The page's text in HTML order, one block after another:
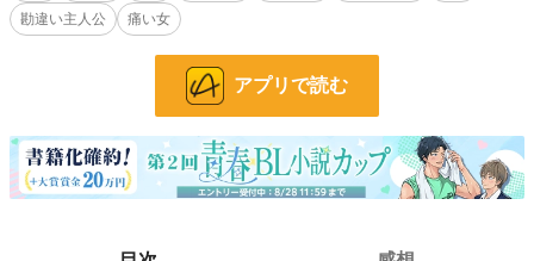
小説 228,702 位 / 228,702 件
31,407 位 / 31,407 件
24h.ポイント 0 pt
文字数 19,200
勘違い主人公
痛い女
アプリで読む